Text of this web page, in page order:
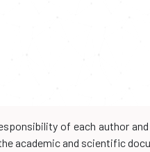
of each author
academic and scientific